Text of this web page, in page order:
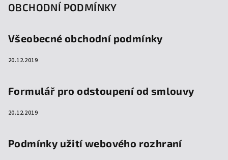
OBCHODNÍ PODMÍNKY
Všeobecné obchodní podmínky
20.12.2019
Formulář pro odstoupení od smlouvy
20.12.2019
Podmínky užití webového rozhraní